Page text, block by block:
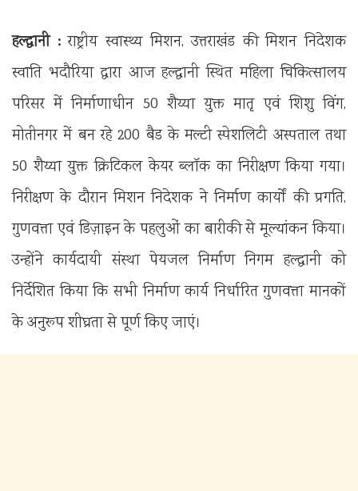
हल्द्वानी :राष्ट्रीय स्वास्थ्य मिशन, उत्तराखंड की मिशन निदेशक
स्वाति भदौरिया द्वारा आज हल्द्वानी स्थित महिला चिकित्सालय
परिसर में निर्माणाधीन 50 शैय्या युक्त मातृ एवं शिशु विंग,
मोतीनगर में बन रहे 200 बैड के मल्टी स्पेशलिटी अस्पताल तथा
50 शैय्या युक्त क्रिटिकल केयर ब्लॉक का निरीक्षण किया गया।
निरीक्षण के दौरान मिशन निदेशक ने निर्माण कार्यों की प्रगति,
गुणवत्ता एवं डिज़ाइन के पहलुओं का बारीकी से मूल्यांकन किया।
उन्होंने कार्यदायी संस्था पेयजल निर्माण निगम हल्द्वानी को
निर्देशित किया कि सभी निर्माण कार्य निर्धारित गुणवत्ता मानकों
के अनुरूप शीघ्रता से पूर्ण किए जाएं।